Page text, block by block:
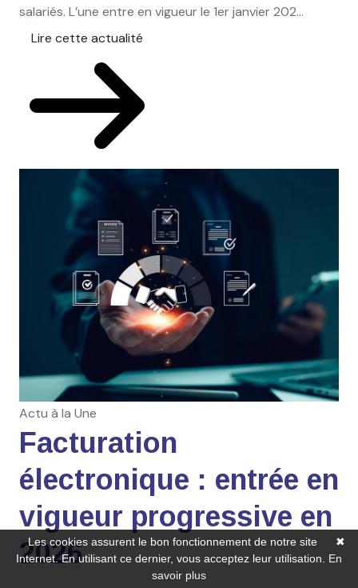
salariés. L’une entre en vigueur le 1er janvier 202...
Lire cette actualité
Actu à la Une
Facturation
électronique : entrée en
vigueur progressive en
2026
✖
Les cookies assurent le bon fonctionnement de notre site
Internet. En utilisant ce dernier, vous acceptez leur utilisation. En
savoir plus